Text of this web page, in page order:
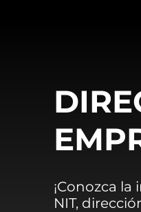
¡Conozca
NIT,